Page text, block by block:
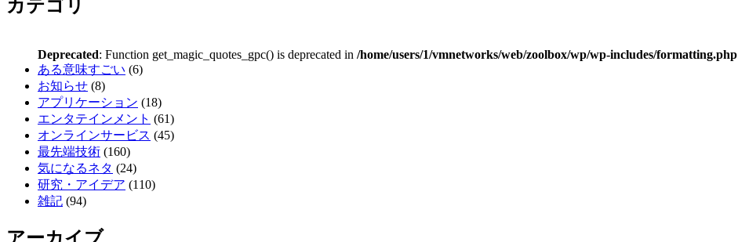
カテゴリ
Deprecated: Function get_magic_quotes_gpc() is deprecated in /home/users/1/vmnetworks/web/zoolbox/wp/wp-includes/formatting.php
ある意味すごい (6)
お知らせ (8)
アプリケーション (18)
エンタテインメント (61)
オンラインサービス (45)
最先端技術 (160)
気になるネタ (24)
研究・アイデア (110)
雑記 (94)